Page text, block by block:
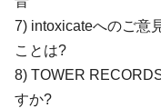
7) intoxicateへのご意
ことは?
8) TOWER
すか?